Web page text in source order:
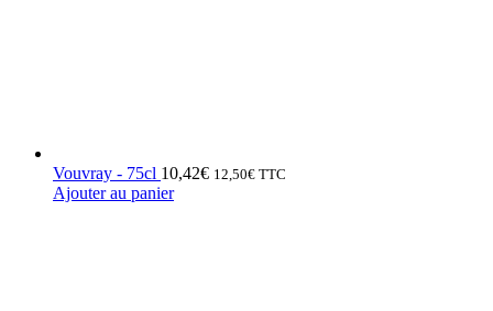
Vouvray - 75cl 10,42€ 12,50€ TTC
Ajouter au panier